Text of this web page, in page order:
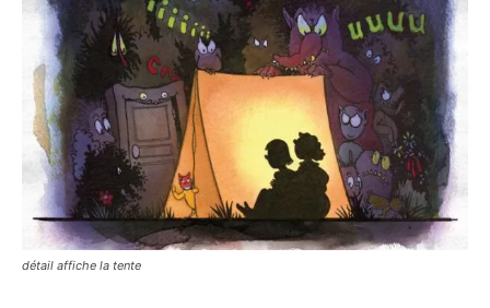
détail affiche la tente